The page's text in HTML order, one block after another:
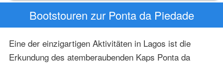
Bootstouren zur Ponta da Piedade
Eine der einzigartigen Aktivitäten in Lagos ist die
Erkundung des atemberaubenden Kaps Ponta da